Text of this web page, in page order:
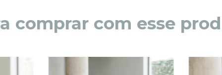
comprar com esse